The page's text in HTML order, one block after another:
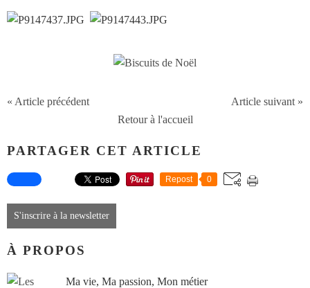
« Article précédent
Article suivant »
Retour à l'accueil
PARTAGER CET ARTICLE
Repost 0
S'inscrire à la newsletter
À PROPOS
Ma vie, Ma passion, Mon métier